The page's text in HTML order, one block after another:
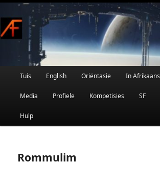
Skip
to
primary
content
Afrikaanse Wetenskapfiksie en Fantasie
Main
Tuis English Oriëntasie In Afrikaans
Media Profiele Kompetisies SF
Hulp
Rommulim